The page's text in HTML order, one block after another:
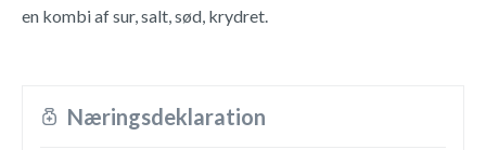
en kombi af sur, salt, sød, krydret.
Næringsdeklaration